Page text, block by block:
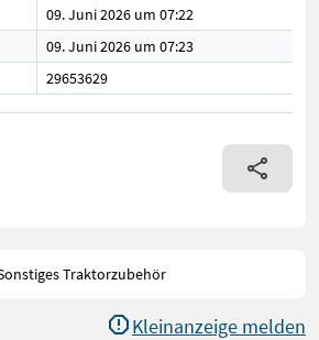
09. Juni 2026 um 07:22
09. Juni 2026 um 07:23
29653629
Traktorzubehör
Kleinanzeige melden